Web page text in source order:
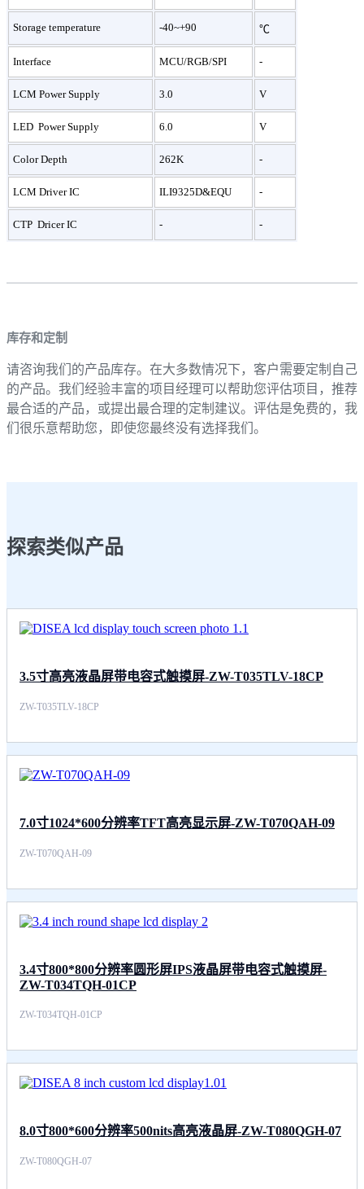
Storage temperature -40~+90 ℃
Interface MCU/RGB/SPI -
LCM Power Supply 3.0 V
LED Power Supply 6.0 V
Color Depth 262K -
LCM Driver IC ILI9325D&EQU -
CTP Dricer IC - -
库存和定制
请咨询我们的产品库存。在大多数情况下，客户需要定制自己
的产品。我们经验丰富的项目经理可以帮助您评估项目，推荐
最合适的产品，或提出最合理的定制建议。评估是免费的，我
们很乐意帮助您，即使您最终没有选择我们。
探索类似产品
3.5寸高亮液晶屏带电容式触摸屏-ZW-T035TLV-18CP
ZW-T035TLV-18CP
7.0寸1024*600分辨率TFT高亮显示屏-ZW-T070QAH-09
ZW-T070QAH-09
3.4寸800*800分辨率圆形屏IPS液晶屏带电容式触摸屏-
ZW-T034TQH-01CP
ZW-T034TQH-01CP
8.0寸800*600分辨率500nits高亮液晶屏-ZW-T080QGH-07
ZW-T080QGH-07